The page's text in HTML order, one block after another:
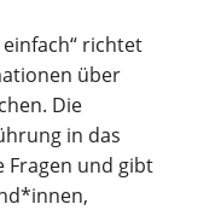
richtet
über
Die
in das
Fragen und gibt